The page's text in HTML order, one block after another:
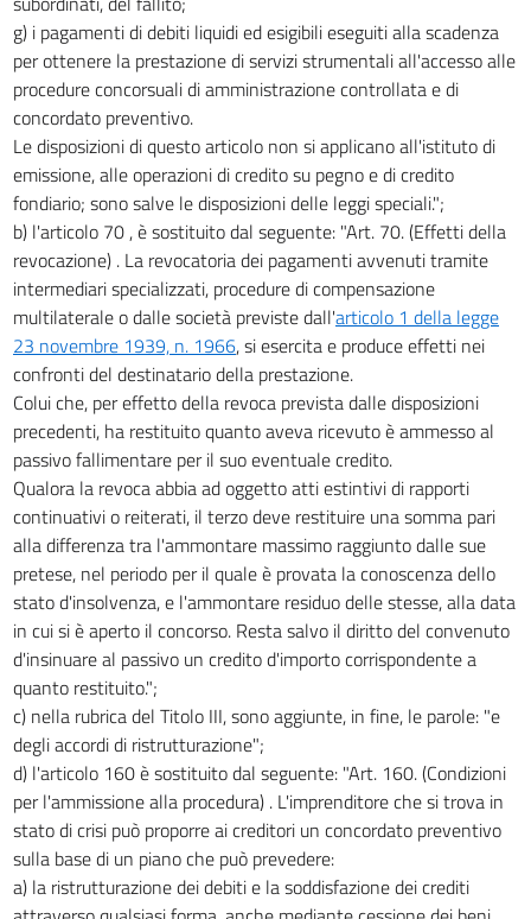
g) i pagamenti di debiti liquidi ed esigibili eseguiti alla scadenza
per ottenere la prestazione di servizi strumentali all'accesso alle
procedure concorsuali di amministrazione controllata e di
concordato preventivo.
Le disposizioni di questo articolo non si applicano all'istituto di
emissione, alle operazioni di credito su pegno e di credito
fondiario; sono salve le disposizioni delle leggi speciali.";
b) l'articolo 70 , è sostituito dal seguente: "Art. 70. (Effetti della
revocazione) . La revocatoria dei pagamenti avvenuti tramite
intermediari specializzati, procedure di compensazione
multilaterale o dalle società previste dall'articolo 1 della legge
23 novembre 1939, n. 1966, si esercita e produce effetti nei
confronti del destinatario della prestazione.
Colui che, per effetto della revoca prevista dalle disposizioni
precedenti, ha restituito quanto aveva ricevuto è ammesso al
passivo fallimentare per il suo eventuale credito.
Qualora la revoca abbia ad oggetto atti estintivi di rapporti
continuativi o reiterati, il terzo deve restituire una somma pari
alla differenza tra l'ammontare massimo raggiunto dalle sue
pretese, nel periodo per il quale è provata la conoscenza dello
stato d'insolvenza, e l'ammontare residuo delle stesse, alla data
in cui si è aperto il concorso. Resta salvo il diritto del convenuto
d'insinuare al passivo un credito d'importo corrispondente a
quanto restituito.";
c) nella rubrica del Titolo III, sono aggiunte, in fine, le parole: "e
degli accordi di ristrutturazione";
d) l'articolo 160 è sostituito dal seguente: "Art. 160. (Condizioni
per l'ammissione alla procedura) . L'imprenditore che si trova in
stato di crisi può proporre ai creditori un concordato preventivo
sulla base di un piano che può prevedere:
a) la ristrutturazione dei debiti e la soddisfazione dei crediti